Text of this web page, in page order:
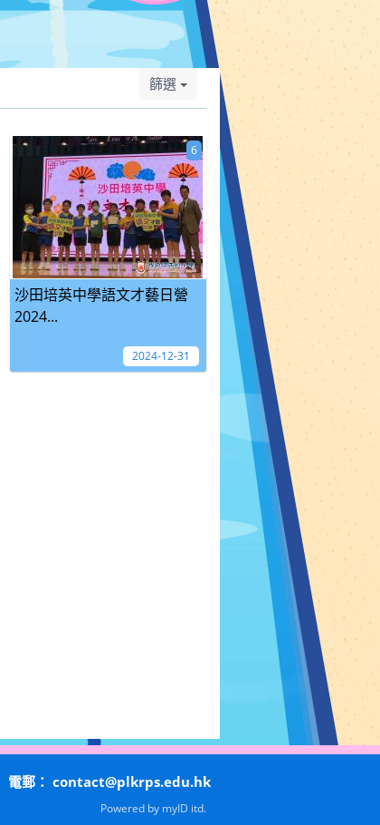
篩選
沙田培英中學語文才藝日營
2024...
6
2024-12-31
電郵： contact@plkrps.edu.hk
Powered by myID itd.